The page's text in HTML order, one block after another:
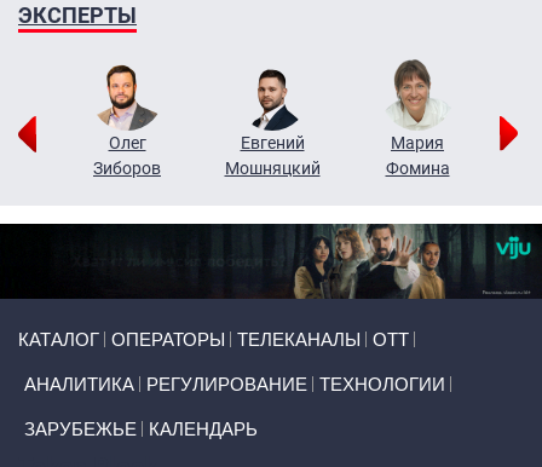
ЭКСПЕРТЫ
Олег
Зиборов
Евгений
Мошняцкий
Мария
Фомина
КАТАЛОГ ОПЕРАТОРЫ ТЕЛЕКАНАЛЫ ОТТ
АНАЛИТИКА РЕГУЛИРОВАНИЕ ТЕХНОЛОГИИ
ЗАРУБЕЖЬЕ КАЛЕНДАРЬ